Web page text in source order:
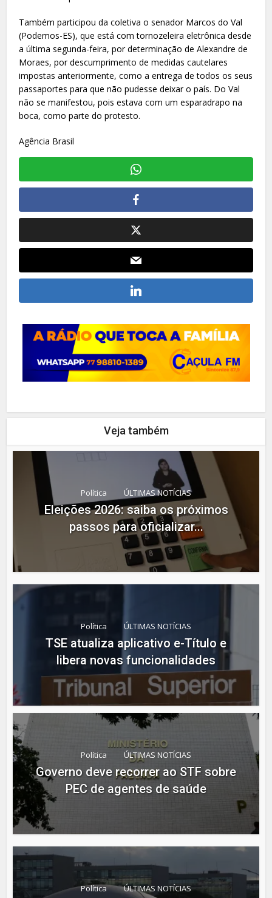
Também participou da coletiva o senador Marcos do Val
(Podemos-ES), que está com tornozeleira eletrônica desde
a última segunda-feira, por determinação de Alexandre de
Moraes, por descumprimento de medidas cautelares
impostas anteriormente, como a entrega de todos os seus
passaportes para que não pudesse deixar o país. Do Val
não se manifestou, pois estava com um esparadrapo na
boca, como parte do protesto.
Agência Brasil
Veja também
Política ÚLTIMAS NOTÍCIAS
Eleições 2026: saiba os próximos
passos para oficializar...
Política ÚLTIMAS NOTÍCIAS
TSE atualiza aplicativo e-Título e
libera novas funcionalidades
Política ÚLTIMAS NOTÍCIAS
Governo deve recorrer ao STF sobre
PEC de agentes de saúde
Política ÚLTIMAS NOTÍCIAS